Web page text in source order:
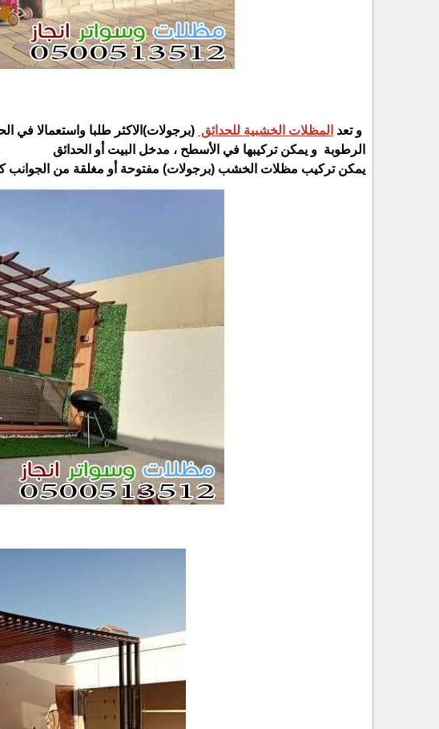
و تعد المظلات الخشبية للحدائق (برجولات)الاكثر طلبا واستعمالا في
الرطوبة و يمكن تركيبها في الأسطح ، مدخل البيت أو الحدائق
يمكن تركيب مظلات الخشب (برجولات) مفتوحة أو مغلقة من